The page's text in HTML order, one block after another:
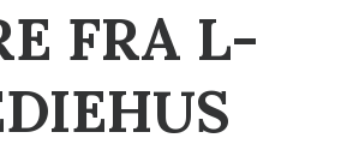
FRA L-